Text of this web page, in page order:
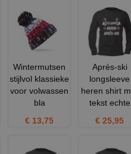
Wintermutsen
stijlvol klassieke
voor volwassen
bla
€ 13,75
Après-ski
longsleeve
heren shirt
tekst echte
€ 25,95